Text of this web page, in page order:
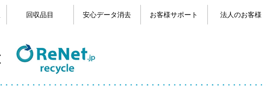
回収品目 安心データ消去 お客様サポート 法人のお客様